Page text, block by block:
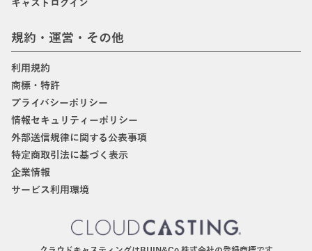
キャストログイン
規約・運営・その他
利用規約
商標・特許
プライバシーポリシー
情報セキュリティーポリシー
外部送信規律に関する公表事項
特定商取引法に基づく表示
企業情報
サービス利用環境